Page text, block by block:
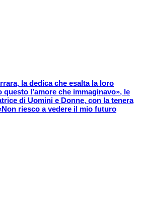
la dedica che esalta la loro
l’amore che immaginavo», le
di Uomini e Donne, con la tenera
riesco a vedere il mio futuro